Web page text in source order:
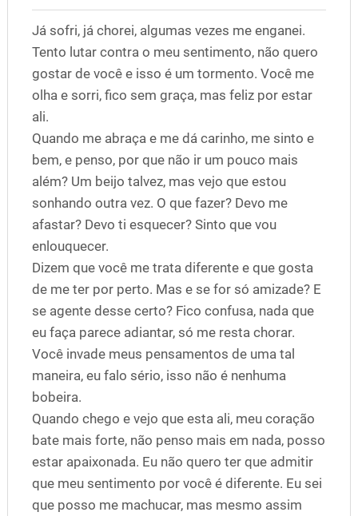
Já sofri, já chorei, algumas vezes me enganei.
Tento lutar contra o meu sentimento, não quero
gostar de você e isso é um tormento. Você me
olha e sorri, fico sem graça, mas feliz por estar
ali.
Quando me abraça e me dá carinho, me sinto e
bem, e penso, por que não ir um pouco mais
além? Um beijo talvez, mas vejo que estou
sonhando outra vez. O que fazer? Devo me
afastar? Devo ti esquecer? Sinto que vou
enlouquecer.
Dizem que você me trata diferente e que gosta
de me ter por perto. Mas e se for só amizade? E
se agente desse certo? Fico confusa, nada que
eu faça parece adiantar, só me resta chorar.
Você invade meus pensamentos de uma tal
maneira, eu falo sério, isso não é nenhuma
bobeira.
Quando chego e vejo que esta ali, meu coração
bate mais forte, não penso mais em nada, posso
estar apaixonada. Eu não quero ter que admitir
que meu sentimento por você é diferente. Eu sei
que posso me machucar, mas mesmo assim